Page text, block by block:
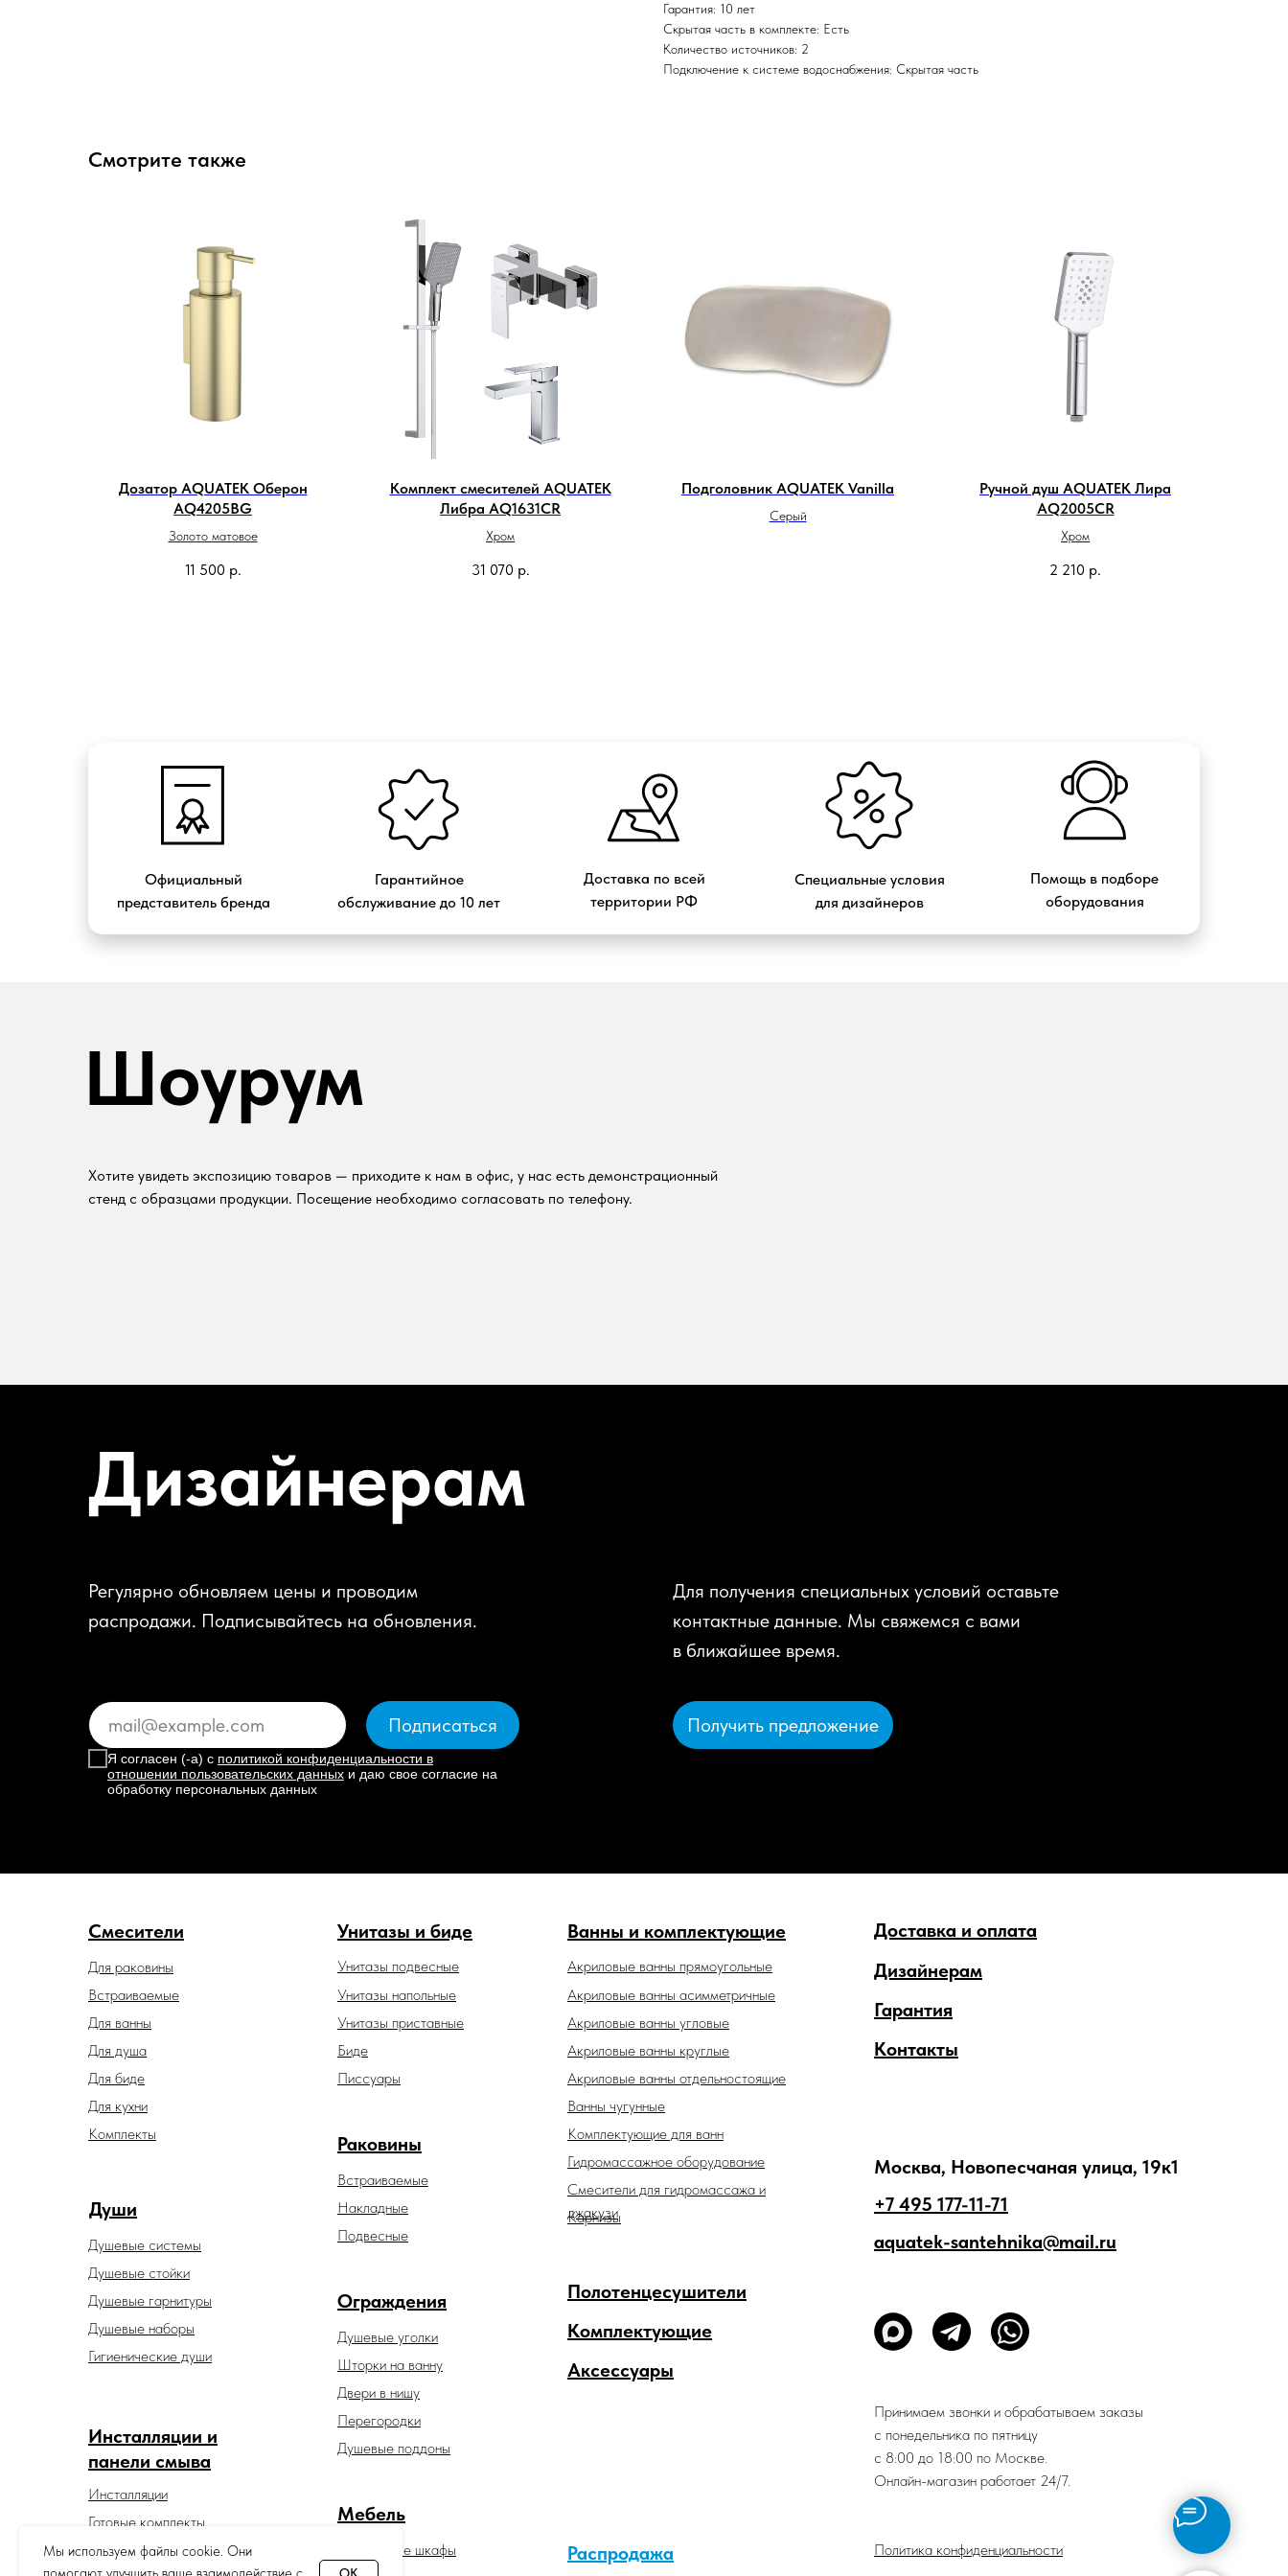
Мы используем файлы cookie. Они
Гарантия: 10 лет
Скрытая часть в комплекте: Есть
Количество источников: 2
Подключение к системе водоснабжения: Скрытая часть
Смотрите также
Дозатор AQUATEK Оберон
AQ4205BG
Золото матовое
11 500 р.
Комплект смесителей AQUATEK
Либра AQ1631CR
Хром
31 070 р.
Подголовник AQUATEK Vanilla
Серый
Ручной душ AQUATEK Лира
AQ2005CR
Хром
2 210 р.
Официальный
представитель бренда
Доставка по всей
территории РФ
Гарантийное
обслуживание до 10 лет
Специальные условия
для дизайнеров
Помощь в подборе
оборудования
Шоурум
Хотите увидеть экспозицию товаров — приходите к нам в офис, у нас есть демонстрационный
стенд с образцами продукции. Посещение необходимо согласовать по телефону.
Дизайнерам
Регулярно обновляем цены и проводим
распродажи. Подписывайтесь на обновления.
Я согласен (-а) с политикой конфиденциальности в
отношении пользовательских данных и даю свое согласие на
обработку персональных данных
Подписаться
Для получения специальных условий оставьте
контактные данные. Мы свяжемся с вами
в ближайшее время.
Получить предложение
Смесители
Души
Душевые гарнитуры
Душевые системы
Гигиенические души
Душевые наборы
Унитазы и биде
Унитазы подвесные
Унитазы напольные
Унитазы приставные
Раковины
Встраиваемые
Накладные
Подвесные
Встраиваемые
Для биде
Для ванны
Для душа
Для раковины
Для кухни
Ванны и комплектующие
Акриловые ванны прямоугольные
Зеркальные шкафы
Мебель
Ограждения
Душевые уголки
Шторки на ванну
Двери в нишу
Перегородки
Аксессуары
Распродажа
Комплектующие
Дизайнерам
Доставка и оплата
Гарантия
Контакты
Душевые стойки
Биде
Душевые поддоны
Акриловые ванны отдельностоящие
Акриловые ванны асимметричные
Акриловые ванны угловые
Акриловые ванны круглые
Ванны чугунные
Комплектующие для ванн
Гидромассажное оборудование
Смесители для гидромассажа и
джакузи
Карнизы
Полотенцесушители
Политика конфиденциальности
Инсталляции и
панели смыва
Инсталляции
Готовые комплекты
Панели смыва
Комплекты
Писсуары
Москва, Новопесчаная улица, 19к1
+7 495 177-11-71
aquatek-santehnika@mail.ru
Принимаем звонки и обрабатываем заказы
с понедельника по пятницу
с 8:00 до 18:00 по Москве.
Онлайн-магазин работает 24/7.